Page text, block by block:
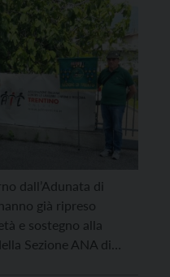
dall’Adunata di
già ripreso
e sostegno alla
Sezione ANA di